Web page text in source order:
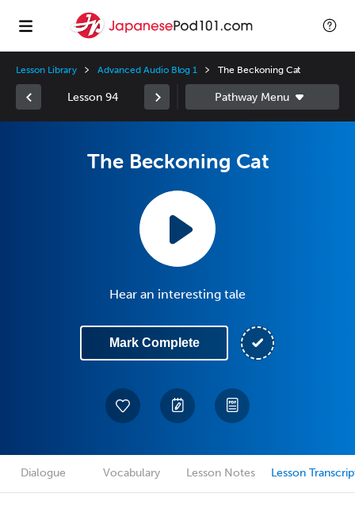
Lesson Library Advanced Audio Blog 1 The Beckoning Cat
Lesson 94
The Beckoning Cat
Hear an interesting tale
Mark Complete
Dialogue Vocabulary Lesson Notes Lesson